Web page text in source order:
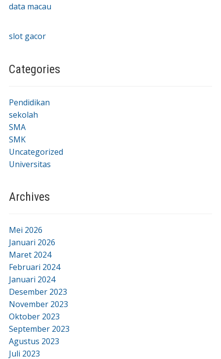
data macau
slot gacor
Categories
Pendidikan
sekolah
SMA
SMK
Uncategorized
Universitas
Archives
Mei 2026
Januari 2026
Maret 2024
Februari 2024
Januari 2024
Desember 2023
November 2023
Oktober 2023
September 2023
Agustus 2023
Juli 2023